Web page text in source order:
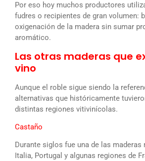
Por eso hoy muchos productores
fudres o recipientes de gran volumen:
oxigenación de la madera sin sumar
aromático.
Las otras maderas que
vino
Aunque el roble sigue siendo la
alternativas que históricamente
distintas regiones vitivinícolas.
Castaño
Durante siglos fue una de las
Italia, Portugal y algunas regiones de